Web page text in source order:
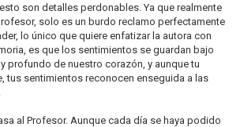
son detalles perdonables. Ya que realmente
solo es un burdo reclamo perfectamente
lo único que quiere enfatizar la autora con
es que los sentimientos se guardan bajo
profundo de nuestro corazón, y aunque tu
tus sentimientos reconocen enseguida a las
al Profesor. Aunque cada día se haya podido